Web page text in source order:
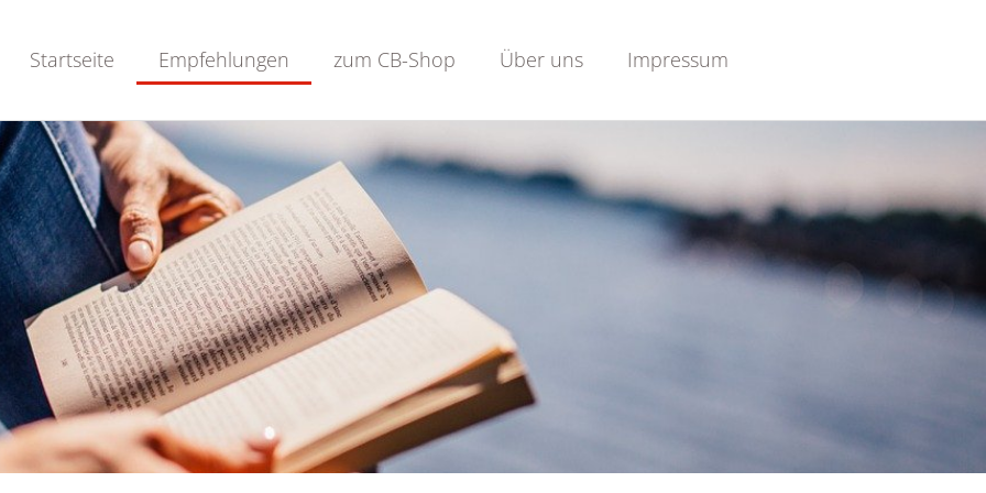
Startseite Empfehlungen zum CB-Shop Über uns Impressum